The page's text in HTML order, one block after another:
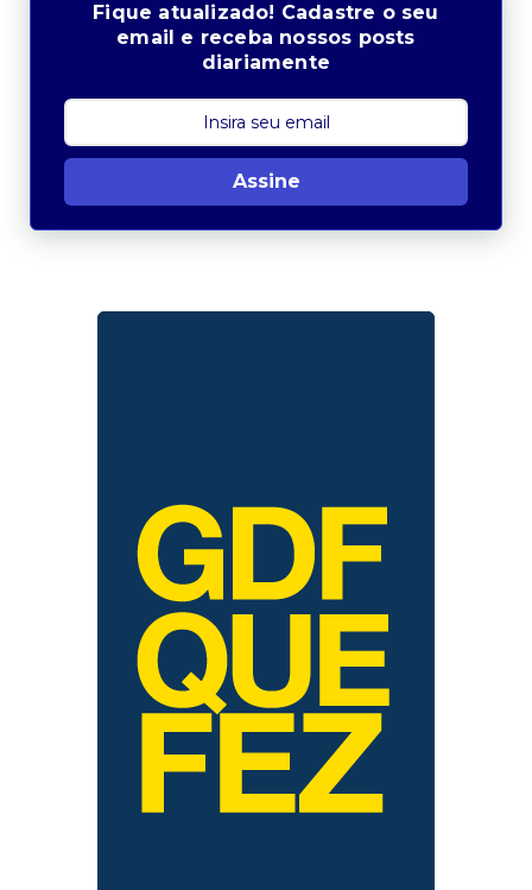
Fique atualizado! Cadastre o seu
email e receba nossos posts
diariamente
Assine